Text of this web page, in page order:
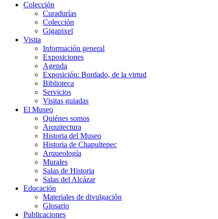
Colección
Curadurías
Colección
Gigapixel
Visita
Información general
Exposiciones
Agenda
Exposición: Bordado, de la virtud
Biblioteca
Servicios
Visitas guiadas
El Museo
Quiénes somos
Arquitectura
Historia del Museo
Historia de Chapultepec
Arqueología
Murales
Salas de Historia
Salas del Alcázar
Educación
Materiales de divulgación
Glosario
Publicaciones